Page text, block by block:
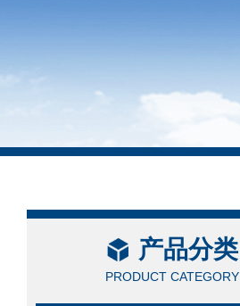
产品分类
PRODUCT CATEGORY